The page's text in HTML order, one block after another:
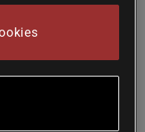
från Elit Nutrition som
kapslar som tas innan
dagar.